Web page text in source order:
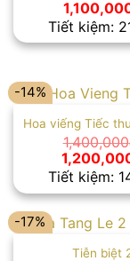
Giá
gốc
là:
Tiết kiệm:
-14%
Hoa viếng Tiếc
1,400,000
Giá
gốc
là:
Tiết kiệm:
-17%
Tiễn biệt